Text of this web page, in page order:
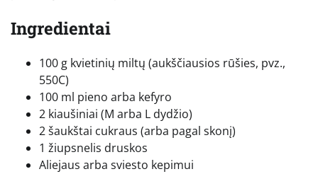
Ingredientai
100 g kvietinių miltų (aukščiausios rūšies, pvz.,
550C)
100 ml pieno arba kefyro
2 kiaušiniai (M arba L dydžio)
2 šaukštai cukraus (arba pagal skonį)
1 žiupsnelis druskos
Aliejaus arba sviesto kepimui